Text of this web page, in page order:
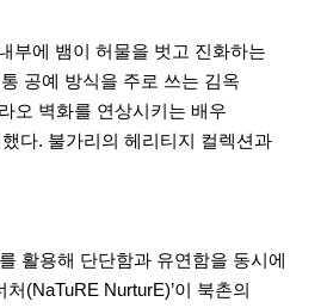
부에 뱀이 허물을 벗고 진화하는
공예 방식을 주로 쓰는 김옥
오 벽화를 연상시키는 배우
다. 불가리의 헤리티지 컬렉션과
활용해 단단함과 유연함을 동시에
(NaTuRE NurturE)’이 북촌의